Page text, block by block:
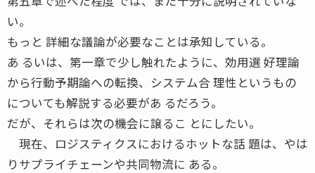
い。
もっと 詳細な議論が必要なことは承知している。
あ るいは、第一章で少し触れたように、効用選 好理論
から行動予期論への転換、システム合 理性というもの
についても解説する必要があ るだろう。
だが、それらは次の機会に譲るこ とにしたい。
現在、ロジスティクスにおけるホットな話 題は、やは
りサプライチェーンや共同物流に ある。